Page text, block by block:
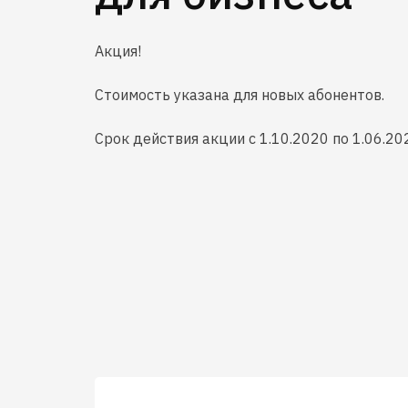
Акция!
Стоимость указана для новых абонентов.
Срок действия акции с 1.10.2020 по